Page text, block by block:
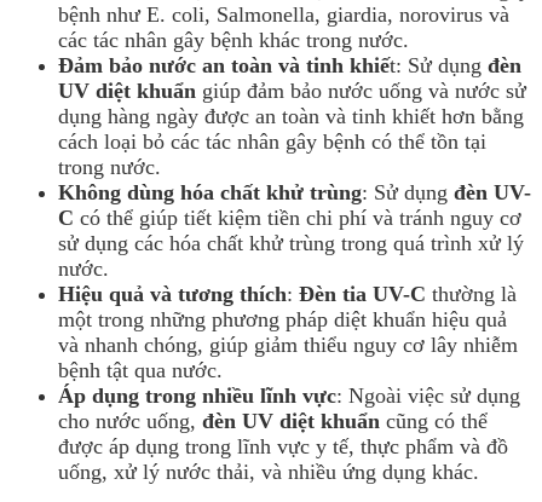
bệnh như E. coli, Salmonella, giardia, norovirus và
các tác nhân gây bệnh khác trong nước.
Đảm bảo nước an toàn và tinh khiết: Sử dụng đèn
UV diệt khuẩn giúp đảm bảo nước uống và nước sử
dụng hàng ngày được an toàn và tinh khiết hơn bằng
cách loại bỏ các tác nhân gây bệnh có thể tồn tại
trong nước.
Không dùng hóa chất khử trùng: Sử dụng đèn UV-
C có thể giúp tiết kiệm tiền chi phí và tránh nguy cơ
sử dụng các hóa chất khử trùng trong quá trình xử lý
nước.
Hiệu quả và tương thích: Đèn tia UV-C thường là
một trong những phương pháp diệt khuẩn hiệu quả
và nhanh chóng, giúp giảm thiểu nguy cơ lây nhiễm
bệnh tật qua nước.
Áp dụng trong nhiều lĩnh vực: Ngoài việc sử dụng
cho nước uống, đèn UV diệt khuẩn cũng có thể
được áp dụng trong lĩnh vực y tế, thực phẩm và đồ
uống, xử lý nước thải, và nhiều ứng dụng khác.